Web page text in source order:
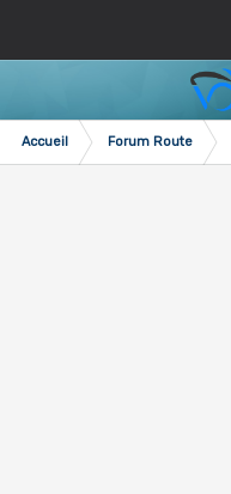
Accueil Forum Route